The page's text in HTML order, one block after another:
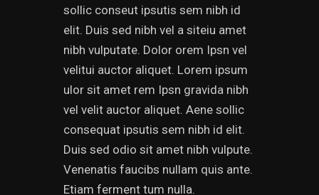
sollic conseut ipsutis sem nibh id
elit. Duis sed nibh vel a siteiu amet
nibh vulputate. Dolor orem Ipsn vel
velitui auctor aliquet. Lorem ipsum
ulor sit amet rem Ipsn gravida nibh
vel velit auctor aliquet. Aene sollic
consequat ipsutis sem nibh id elit.
Duis sed odio sit amet nibh vulpute.
Venenatis faucibs nullam quis ante.
Etiam ferment tum nulla.